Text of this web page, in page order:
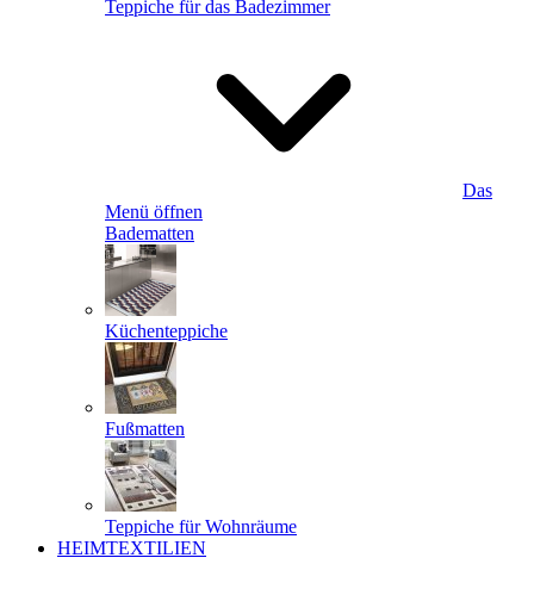
Teppiche für das Badezimmer
Das
Menü öffnen
Badematten
Küchenteppiche
Fußmatten
Teppiche für Wohnräume
HEIMTEXTILIEN